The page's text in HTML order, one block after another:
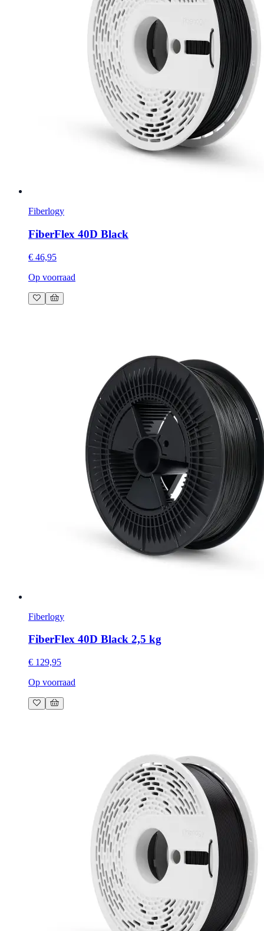
Fiberlogy
FiberFlex 40D Black
€ 46,95
Op voorraad
Fiberlogy
FiberFlex 40D Black 2,5 kg
€ 129,95
Op voorraad